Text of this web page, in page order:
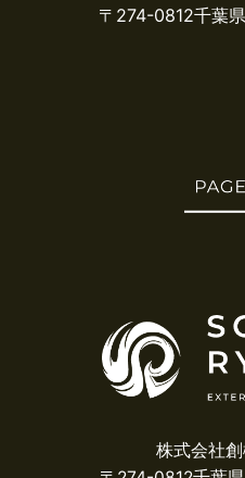
〒274-0812千葉
株式会社